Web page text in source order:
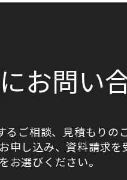
お問い
るご相談、見積もりの
申し込み、資料請求を
お選びください。